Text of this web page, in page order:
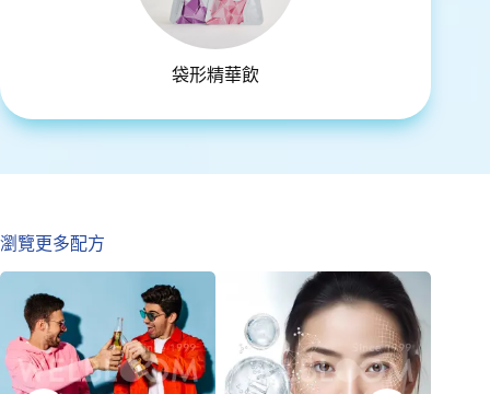
袋形精華飲
瀏覽更多配方